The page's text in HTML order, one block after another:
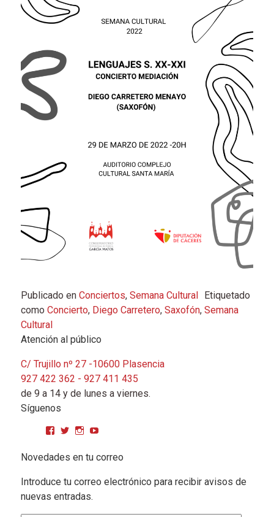
Publicado en Conciertos, Semana Cultural
Etiquetado
como Concierto, Diego Carretero, Saxofón, Semana
Cultural
Atención al público
C/ Trujillo nº 27 -10600 Plasencia
927 422 362 - 927 411 435
de 9 a 14 y de lunes a viernes.
Síguenos
Ver perfil de CPMGarciaMatos en Facebook
Ver perfil de cpmgarciamatos en Twitter
Ver perfil de cpmgarciamatos en Instagram
YouTube
Novedades en tu correo
Introduce tu correo electrónico para recibir avisos de
nuevas entradas.